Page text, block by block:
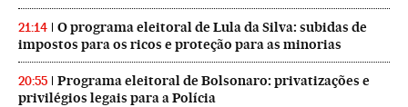
21:14
O programa eleitoral de Lula da Silva: subidas de
impostos para os ricos e proteção para as minorias
20:55
Programa eleitoral de Bolsonaro: privatizações e
privilégios legais para a Polícia